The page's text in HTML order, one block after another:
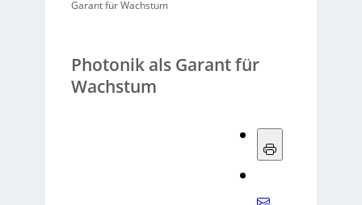
Garant für Wachstum
Photonik als Garant für
Wachstum